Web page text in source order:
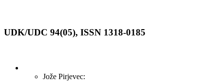
UDK/UDC 94(05), ISSN 1318-0185
Jože Pirjevec: